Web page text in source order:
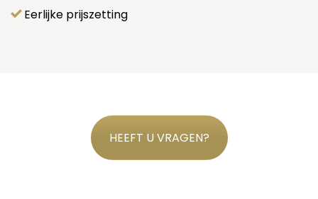
Eerlijke prijszetting
HEEFT U VRAGEN?